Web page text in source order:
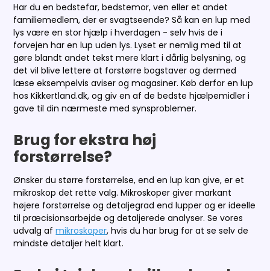
Har du en bedstefar, bedstemor, ven eller et andet
familiemedlem, der er svagtseende? Så kan en lup med
lys være en stor hjælp i hverdagen - selv hvis de i
forvejen har en lup uden lys. Lyset er nemlig med til at
gøre blandt andet tekst mere klart i dårlig belysning, og
det vil blive lettere at forstørre bogstaver og dermed
læse eksempelvis aviser og magasiner. Køb derfor en lup
hos Kikkertland.dk, og giv en af de bedste hjælpemidler i
gave til din nærmeste med synsproblemer.
Brug for ekstra høj
forstørrelse?
Ønsker du større forstørrelse, end en lup kan give, er et
mikroskop det rette valg. Mikroskoper giver markant
højere forstørrelse og detaljegrad end lupper og er ideelle
til præcisionsarbejde og detaljerede analyser. Se vores
udvalg afmikroskoper, hvis du har brug for at se selv de
mindste detaljer helt klart.